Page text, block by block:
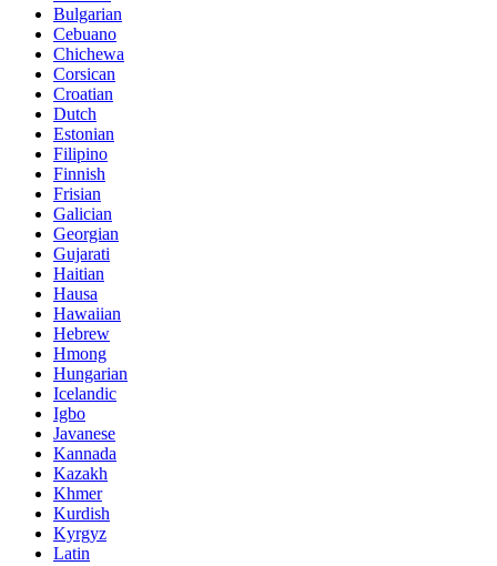
Bulgarian
Cebuano
Chichewa
Corsican
Croatian
Dutch
Estonian
Filipino
Finnish
Frisian
Galician
Georgian
Gujarati
Haitian
Hausa
Hawaiian
Hebrew
Hmong
Hungarian
Icelandic
Igbo
Javanese
Kannada
Kazakh
Khmer
Kurdish
Kyrgyz
Latin